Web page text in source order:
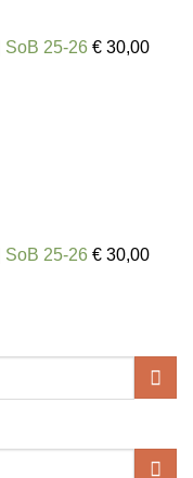
SoB 25-26 € 30,00
SoB 25-26 € 30,00